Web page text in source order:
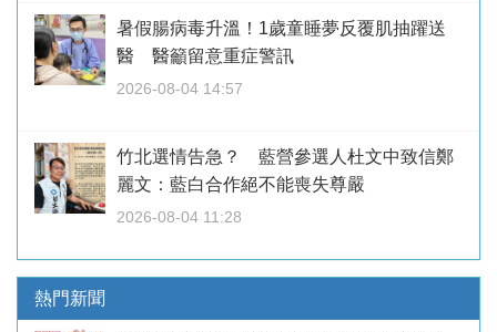
暑假腸病毒升溫！1歲童睡夢反覆肌抽躍送
醫 醫籲留意重症警訊
2026-08-04 14:57
竹北選情告急？ 藍營參選人杜文中致信鄭
麗文：藍白合作絕不能喪失尊嚴
2026-08-04 11:28
熱門新聞